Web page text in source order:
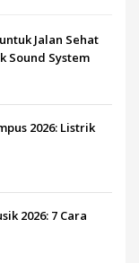
Jalan Sehat
Sound System
2026: Listrik
2026: 7 Cara